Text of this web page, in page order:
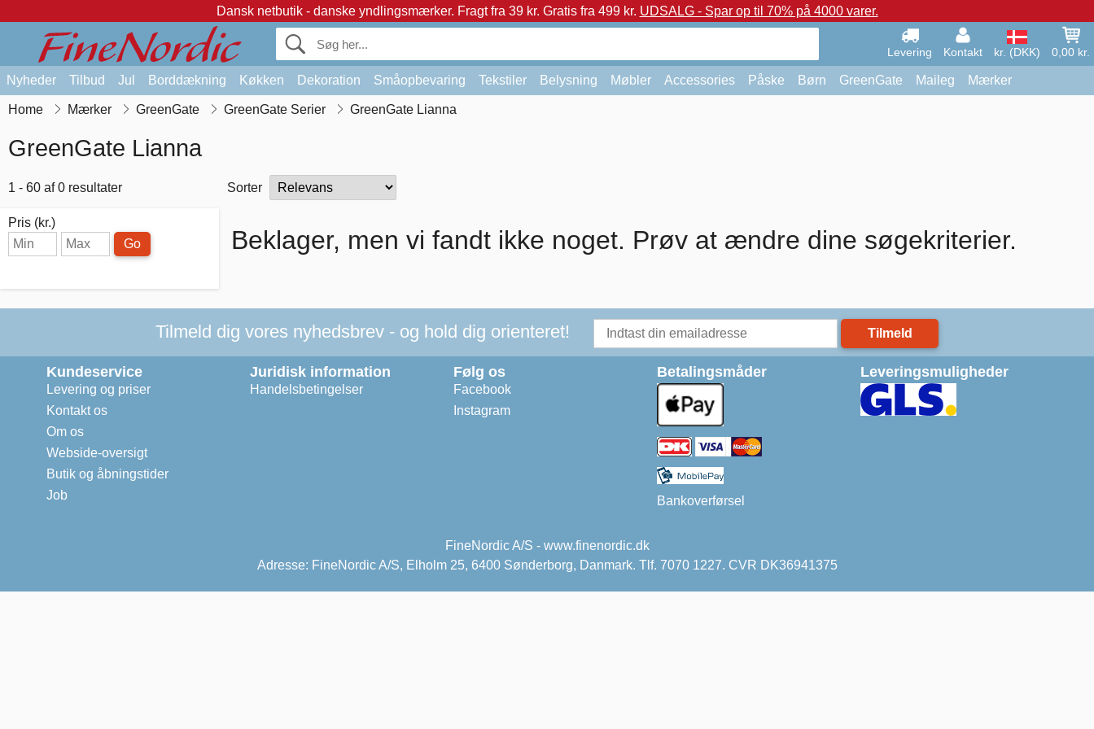
Dansk netbutik - danske yndlingsmærker. Fragt fra 39 kr. Gratis fra 499 kr. UDSALG - Spar op til 70% på 4000 varer.
Levering Kontakt kr. (DKK) 0,00 kr.
Nyheder Tilbud Jul Borddækning Køkken Dekoration Småopbevaring Tekstiler Belysning Møbler Accessories Påske Børn GreenGate Maileg Mærker
Home Mærker GreenGate GreenGate Serier GreenGate Lianna
GreenGate Lianna
1 - 60 af 0 resultater Sorter
Pris (kr.)
Go
Beklager, men vi fandt ikke noget. Prøv at ændre dine søgekriterier.
Tilmeld dig vores nyhedsbrev - og hold dig orienteret! Tilmeld
Kundeservice
Levering og priser
Kontakt os
Om os
Webside-oversigt
Butik og åbningstider
Job
Juridisk information
Handelsbetingelser
Følg os
Facebook
Instagram
Betalingsmåder
Bankoverførsel
Leveringsmuligheder
FineNordic A/S - www.finenordic.dk
Adresse: FineNordic A/S, Elholm 25, 6400 Sønderborg, Danmark. Tlf. 7070 1227. CVR DK36941375